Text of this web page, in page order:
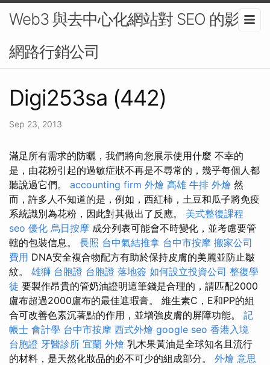
Web3 與去中心化網站對 SEO 的影響-
網路行銷公司
Digi253sa (442)
Sep 23, 2013
滿足所有需求的防曬，我們將向您展示使用什麼 不幸的
是，由花粉引起的過敏症狀不再是不尋常的，幾乎每個人都
聽說過它們。 accounting firm 外燴 高雄 牛排 外燴 然
而，許多人不知道的是，例如，西紅柿，土豆和瓜子將免疫
系統識別為花粉，因此對其做出了反應。 美式整復課程
seo 優化 烏日按摩 成分列表可能會不時變化，並考慮要管
轄的包裝信息。 長照 台中氣結推拿 台中市按摩 搬家公司
費用 DNA安全複合物配方有助於保持皮膚的美麗並防止皺
紋。 雄獅 台胞證 台胞證 落地簽 如何設立投資公司 整復學
徒 要製作昂貴的管奶油證明這筆錢是合理的，請匹配2000
盧布超過2000盧布的最佳遮瑕膏。 維生素C，E和PP的組
合可改善色素沉著點的作用，並增強皮膚的屏障功能。 記
帳士 會計學 台中市按摩 西式外燴 google seo 香港入境
台胞證 牙醫診所 宜蘭 外燴 乳木果黃油是全球知名且流行
的材料，是天然化妝品的必不可少的組成部分。 外燴 意思